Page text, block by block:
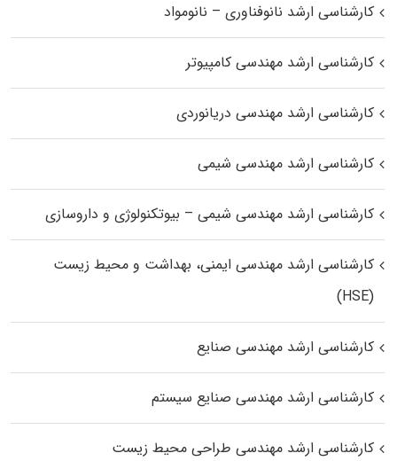
کارشناسی ارشد نانوفناوری – نانومواد
کارشناسی ارشد مهندسی کامپیوتر
کارشناسی ارشد مهندسی دریانوردی
کارشناسی ارشد مهندسی شیمی
کارشناسی ارشد مهندسی شیمی – بیوتکنولوژی و داروسازی
کارشناسی ارشد مهندسی ایمنی، بهداشت و محیط زیست
(HSE)
کارشناسی ارشد مهندسی صنایع
کارشناسی ارشد مهندسی صنایع سیستم
کارشناسی ارشد مهندسی طراحی محیط زیست